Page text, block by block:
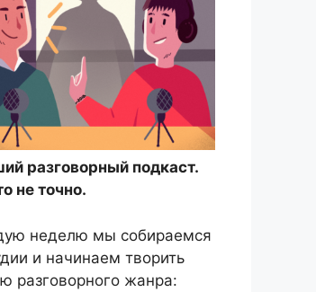
разговорный подкаст.
не точно.
неделю мы собираемся
и начинаем творить
разговорного жанра: